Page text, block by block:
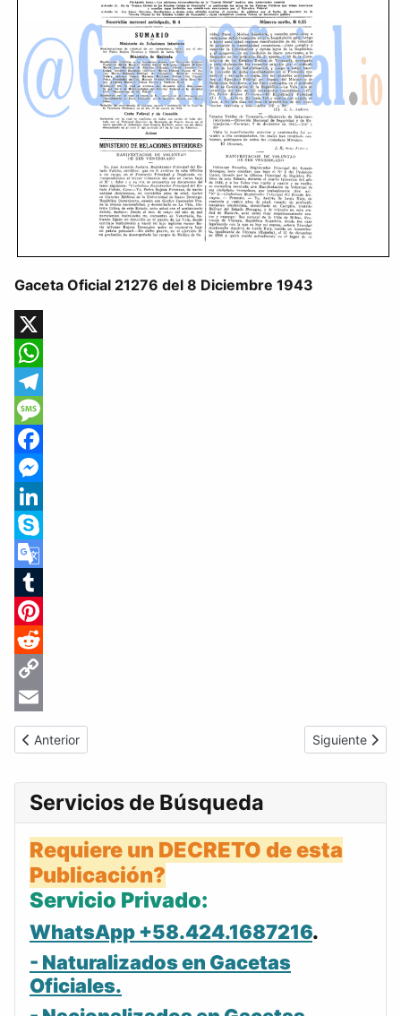
Gaceta Oficial 21276 del 8 Diciembre 1943
X
WhatsApp
Telegram
Message
Facebook
Messenger
LinkedIn
Skype
Google
Translate
Tumblr
Pinterest
Reddit
Copy
Link
Email
Artículo anterior: Gaceta Oficial de Venezuela #21275 del
Anterior Artículo
Siguiente
Servicios de Búsqueda
Requiere un DECRETO de esta
Publicación?
Servicio Privado:
WhatsApp +58.424.1687216.
- Naturalizados en Gacetas
Oficiales.